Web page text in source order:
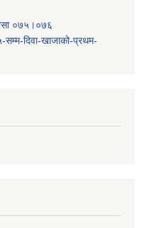
०७५।०७६
सम्म-दिवा-खाजाको-प्रथम-